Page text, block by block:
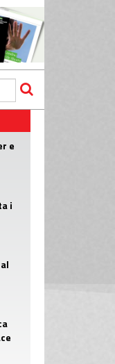
e
i